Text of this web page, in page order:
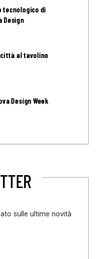
tecnologico di
Design
al tavolino
Design Week
sulle ultime novità